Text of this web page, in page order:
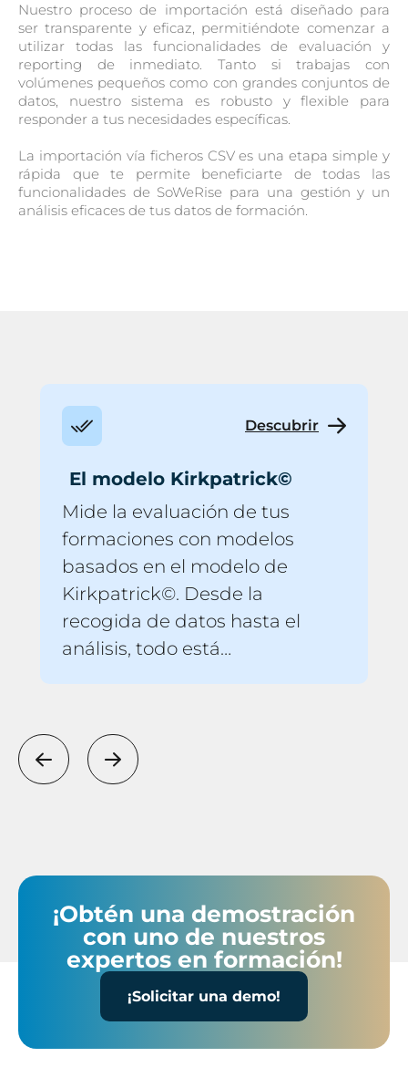
Nuestro proceso de importación está diseñado para
ser transparente y eficaz, permitiéndote comenzar a
utilizar todas las funcionalidades de evaluación y
reporting de inmediato. Tanto si trabajas con
volúmenes pequeños como con grandes conjuntos de
datos, nuestro sistema es robusto y flexible para
responder a tus necesidades específicas.
La importación vía ficheros CSV es una etapa simple y
rápida que te permite beneficiarte de todas las
funcionalidades de SoWeRise para una gestión y un
análisis eficaces de tus datos de formación.
Descubrir
El modelo Kirkpatrick©
Mide la evaluación de tus
formaciones con modelos
basados en el modelo de
Kirkpatrick©. Desde la
recogida de datos hasta el
análisis, todo está
que lo propone de forma
completa e integrada.
precedentesiguiente
¡Obtén una demostración
con uno de nuestros
expertos en formación!
¡Solicitar una demo!